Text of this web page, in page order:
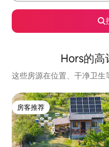
Hors的高
这些房源在位置、干净卫生
房客推荐
房客推荐